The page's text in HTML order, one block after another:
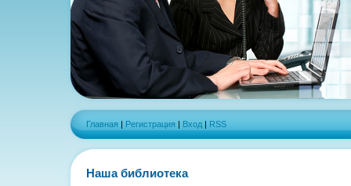
Главная | Регистрация | Вход | RSS
Наша библиотека